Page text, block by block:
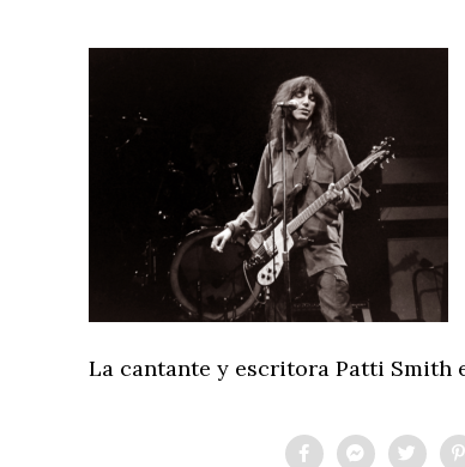
La cantante y escritora Patti Smith